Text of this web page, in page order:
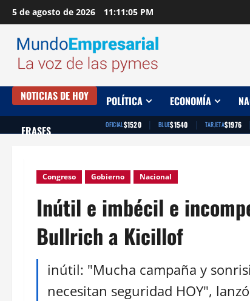
Saltar
al
contenido
5 de agosto de 2026 11:11:06 PM
NOTICIAS DE HOY POLÍTICA ECONOMÍA
FRASES OFICIAL$1520 | BLUE$1540 | TARJETA$1976 |
Congreso Gobierno Nacional
Inútil e imbécil e
Bullrich a Kicillof
inútil: "Mucha campaña y
necesitan seguridad HOY",